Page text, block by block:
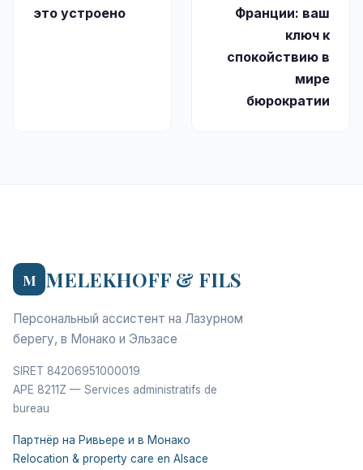
это устроено
Франции: ваш
ключ к
спокойствию в
мире
бюрократии
M MELEKHOFF & FILS
Персональный ассистент на Лазурном
берегу, в Монако и Эльзасе
SIRET 84206951000019
APE 8211Z — Services administratifs de
bureau
Партнёр на Ривьере и в Монако
Relocation & property care en Alsace